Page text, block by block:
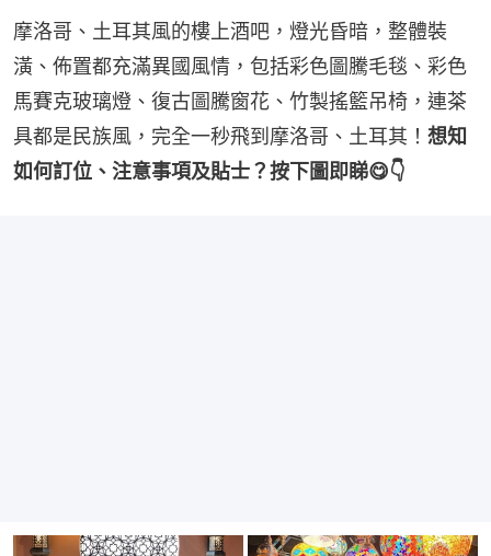
摩洛哥、土耳其風的樓上酒吧，燈光昏暗，整體裝
潢、佈置都充滿異國風情，包括彩色圖騰毛毯、彩色
馬賽克玻璃燈、復古圖騰窗花、竹製搖籃吊椅，連茶
具都是民族風，完全一秒飛到摩洛哥、土耳其！ 想知
如何訂位、注意事項及貼士？按下圖即睇😋👇